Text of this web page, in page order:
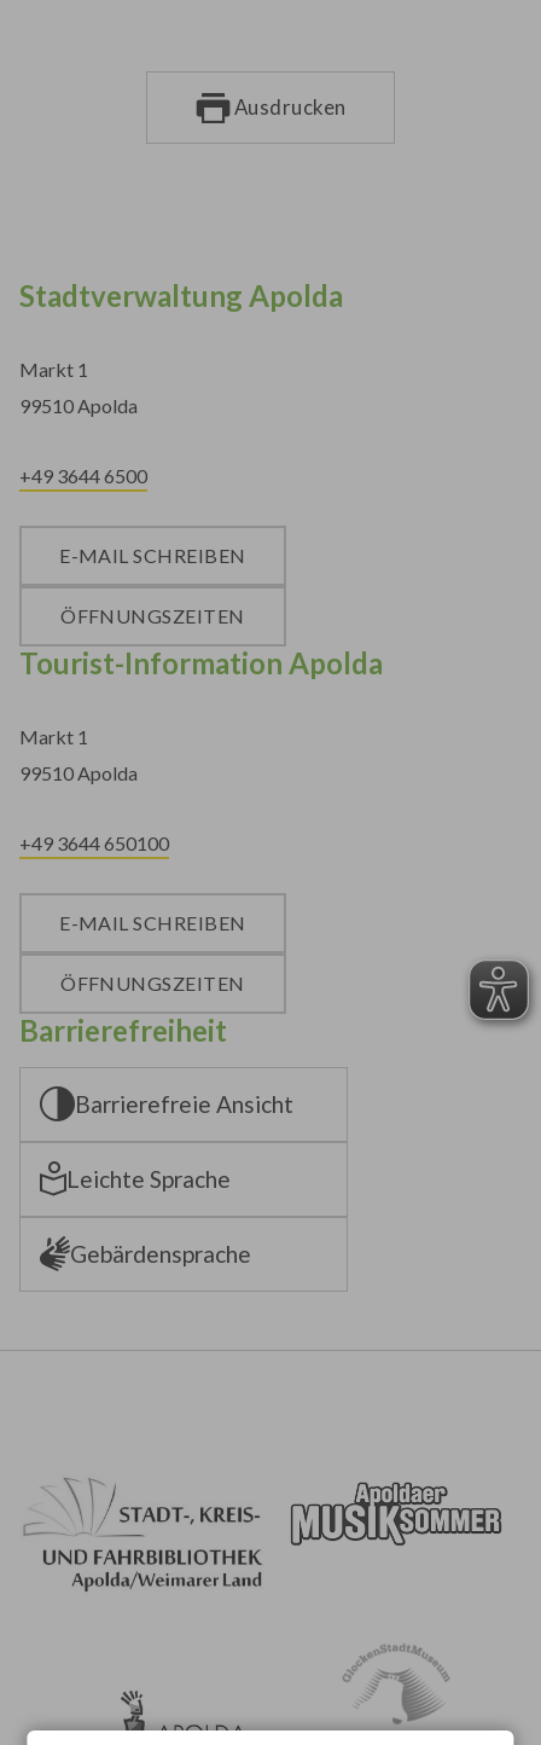
Ausdrucken
Stadtverwaltung Apolda
Markt 1
99510 Apolda
+49 3644 6500
E-MAIL SCHREIBEN
ÖFFNUNGSZEITEN
Tourist-Information Apolda
Markt 1
99510 Apolda
+49 3644 650100
E-MAIL SCHREIBEN
ÖFFNUNGSZEITEN
Barrierefreiheit
Barrierefreie Ansicht
Leichte Sprache
Gebärdensprache